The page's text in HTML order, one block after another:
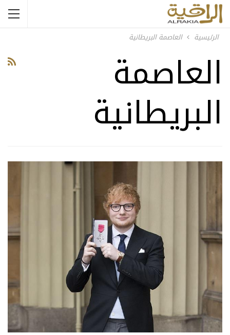
الرئيسية العاصمة البريطانية
العاصمة
البريطانية